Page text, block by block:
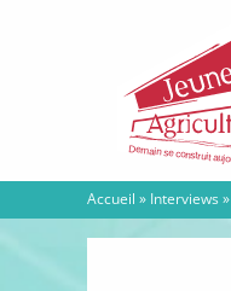
Agriculteurs
Accueil » Interviews»